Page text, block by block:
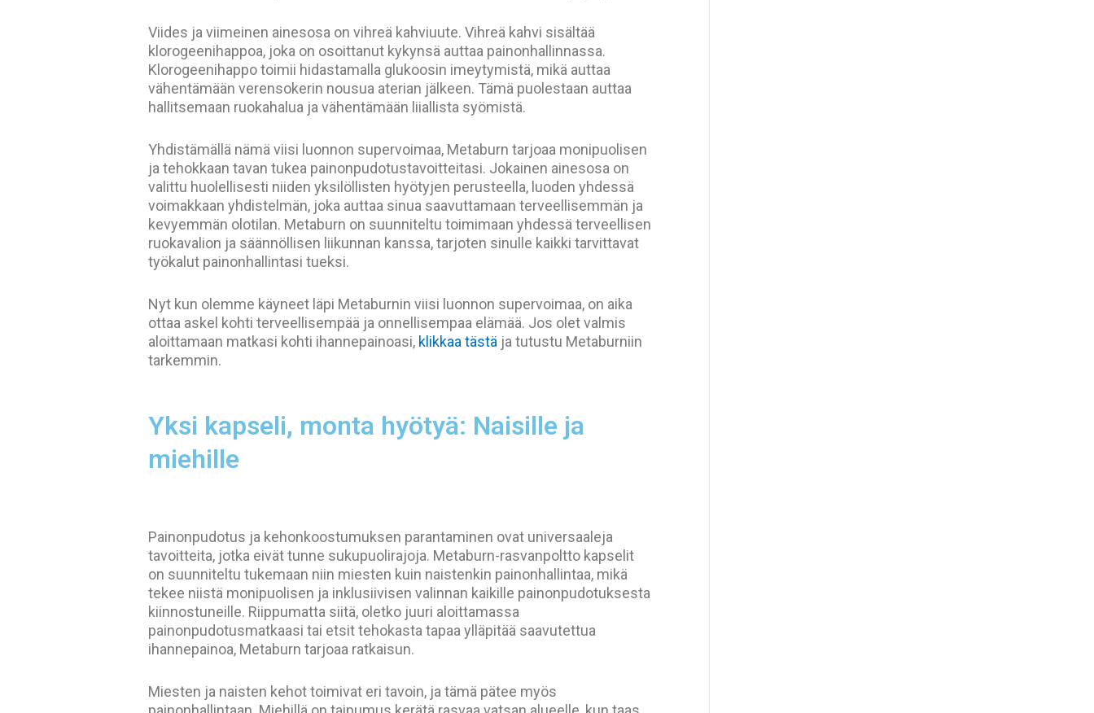
Viides ja viimeinen ainesosa on vihreä kahviuute. Vihreä kahvi sisältää
klorogeenihappoa, joka on osoittanut kykynsä auttaa painonhallinnassa.
Klorogeenihappo toimii hidastamalla glukoosin imeytymistä, mikä auttaa
vähentämään verensokerin nousua aterian jälkeen. Tämä puolestaan auttaa
hallitsemaan ruokahalua ja vähentämään liiallista syömistä.
Yhdistämällä nämä viisi luonnon supervoimaa, Metaburn tarjoaa monipuolisen
ja tehokkaan tavan tukea painonpudotustavoitteitasi. Jokainen ainesosa on
valittu huolellisesti niiden yksilöllisten hyötyjen perusteella, luoden yhdessä
voimakkaan yhdistelmän, joka auttaa sinua saavuttamaan terveellisemmän ja
kevyemmän olotilan. Metaburn on suunniteltu toimimaan yhdessä terveellisen
ruokavalion ja säännöllisen liikunnan kanssa, tarjoten sinulle kaikki tarvittavat
työkalut painonhallintasi tueksi.
Nyt kun olemme käyneet läpi Metaburnin viisi luonnon supervoimaa, on aika
ottaa askel kohti terveellisempää ja onnellisempaa elämää. Jos olet valmis
aloittamaan matkasi kohti ihannepainoasi, klikkaa tästä ja tutustu Metaburniin
tarkemmin.
Yksi kapseli, monta hyötyä: Naisille ja
miehille
Painonpudotus ja kehonkoostumuksen parantaminen ovat universaaleja
tavoitteita, jotka eivät tunne sukupuolirajoja. Metaburn-rasvanpoltto kapselit
on suunniteltu tukemaan niin miesten kuin naistenkin painonhallintaa, mikä
tekee niistä monipuolisen ja inklusiivisen valinnan kaikille painonpudotuksesta
kiinnostuneille. Riippumatta siitä, oletko juuri aloittamassa
painonpudotusmatkaasi tai etsit tehokasta tapaa ylläpitää saavutettua
ihannepainoa, Metaburn tarjoaa ratkaisun.
Miesten ja naisten kehot toimivat eri tavoin, ja tämä pätee myös